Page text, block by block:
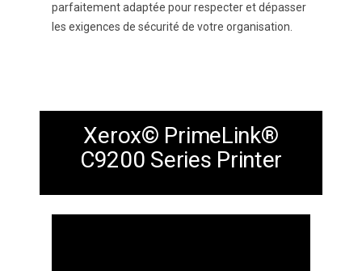
parfaitement adaptée pour respecter et dépasser
les exigences de sécurité de votre organisation.
Xerox© PrimeLink®
C9200 Series Printer